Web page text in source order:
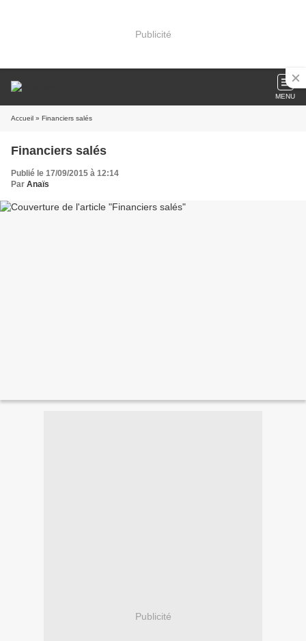
Publicité
MENU
Accueil » Financiers salés
Financiers salés
Publié le 17/09/2015 à 12:14
Par Anaïs
Publicité